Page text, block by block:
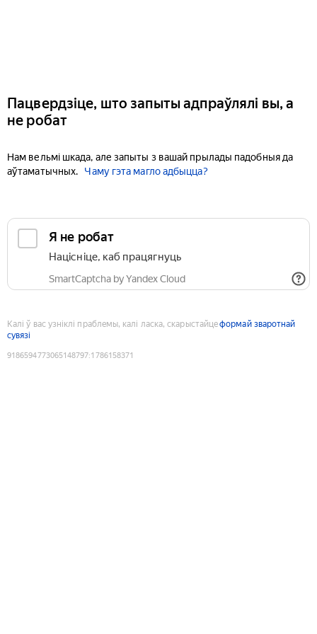
Пацвердзіце, што запыты адпраўлялі вы, а
не робат
Нам вельмі шкада, але запыты з вашай прылады падобныя да
аўтаматычных.
Чаму гэта магло адбыцца?
Я не робат
Націсніце, каб працягнуць
SmartCaptcha by Yandex Cloud
Калі ў вас узніклі праблемы, калі ласка, скарыстайцеформай зваротнай
сувязі
9186594773065148797:1786158371